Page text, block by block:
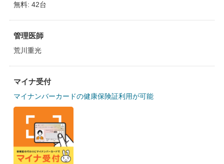
無料: 42台
管理医師
荒川重光
マイナ受付
マイナンバーカードの健康保険証利用が可能